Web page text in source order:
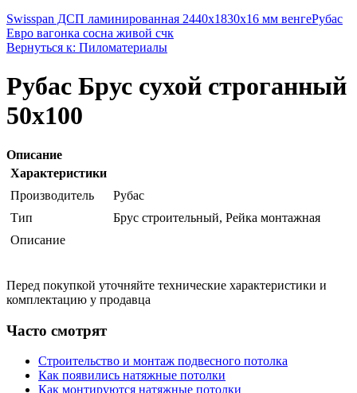
Swisspan ДСП ламинированная 2440х1830х16 мм венгеРубас
Евро вагонка сосна живой счк
Вернуться к: Пиломатериалы
Рубас Брус сухой строганный
50х100
Описание
Характеристики
Производитель
Рубас
Тип
Брус строительный, Рейка монтажная
Описание
Перед покупкой уточняйте технические характеристики и
комплектацию у продавца
Часто смотрят
Строительство и монтаж подвесного потолка
Как появились натяжные потолки
Как монтируются натяжные потолки